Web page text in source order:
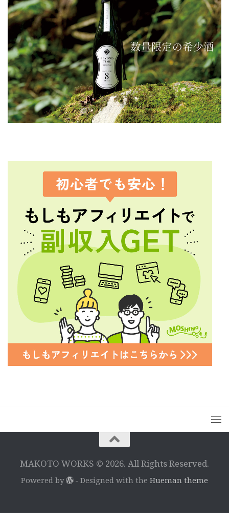
MAKOTO WORKS © 2026. All Rights Reserved.
Powered by - Designed with theHueman theme